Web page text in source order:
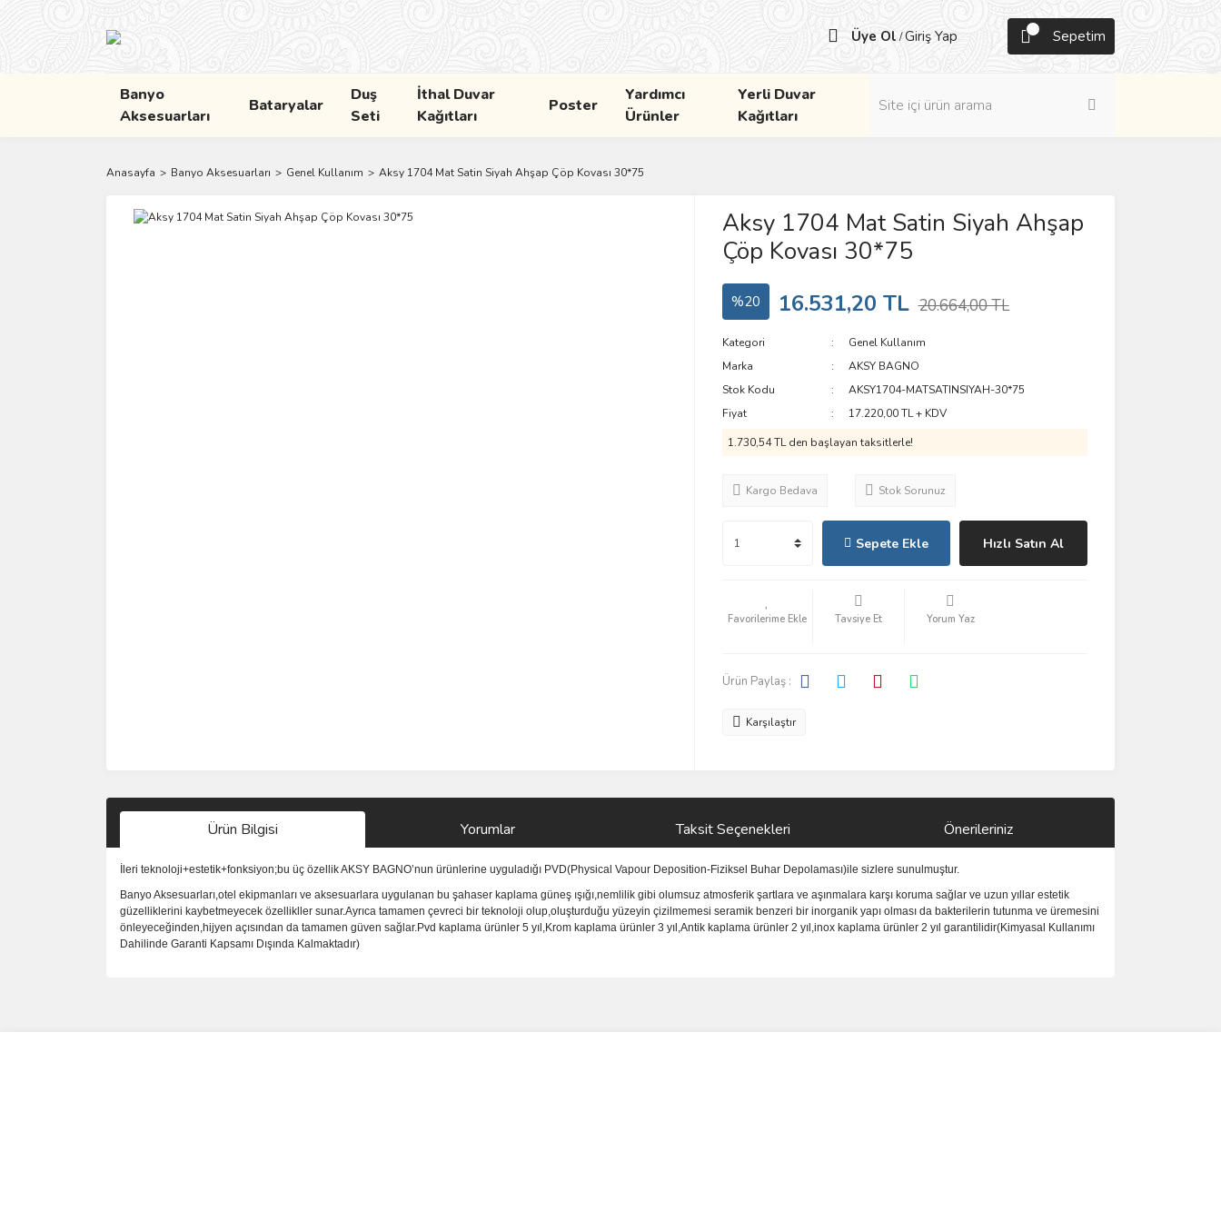
Üye Ol /Giriş Yap Sepetim
Banyo
Aksesuarları
Bataryalar
Duş
Seti
İthal Duvar
Kağıtları
Poster
Yardımcı
Ürünler
Yerli Duvar
Kağıtları
Anasayfa Banyo Aksesuarları Genel Kullanım Aksy 1704 Mat Satin Siyah Ahşap Çöp Kovası 30*75
Aksy 1704 Mat Satin Siyah Ahşap
Çöp Kovası 30*75
%20 16.531,20 TL 20.664,00 TL
Kategori
Genel Kullanım
Marka
AKSY BAGNO
Stok Kodu
AKSY1704-MATSATINSIYAH-30*75
Fiyat
17.220,00 TL + KDV
1.730,54 TL den başlayan taksitlerle!
Kargo Bedava Stok Sorunuz
Sepete Ekle Hızlı Satın Al
Tavsiye Et Yorum Yaz
Ürün Paylaş :
Karşılaştır
Ürün Bilgisi Yorumlar Taksit Seçenekleri Önerileriniz
İleri teknoloji+estetik+fonksiyon;bu üç özellik AKSY BAGNO’nun ürünlerine uyguladığı PVD(Physical Vapour Deposition-Fiziksel Buhar Depolaması)ile sizlere sunulmuştur.
Banyo Aksesuarları,otel ekipmanları ve aksesuarlara uygulanan bu şahaser kaplama güneş ışığı,nemlilik gibi olumsuz atmosferik şartlara ve aşınmalara karşı koruma sağlar ve uzun yıllar estetik
güzelliklerini kaybetmeyecek özellikller sunar.Ayrıca tamamen çevreci bir teknoloji olup,oluşturduğu yüzeyin çizilmemesi seramik benzeri bir inorganik yapı olması da bakterilerin tutunma ve üremesini
önleyeceğinden,hijyen açısından da tamamen güven sağlar.Pvd kaplama ürünler 5 yıl,Krom kaplama ürünler 3 yıl,Antik kaplama ürünler 2 yıl,inox kaplama ürünler 2 yıl garantilidir(Kimyasal Kullanımı
Dahilinde Garanti Kapsamı Dışında Kalmaktadır)